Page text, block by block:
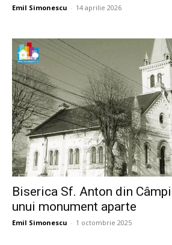
Emil Simonescu - 14 aprilie 2026
Biserica Sf. Anton din
unui monument aparte
Emil Simonescu - 1 octombrie 2025